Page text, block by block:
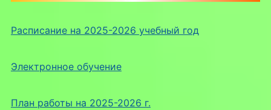
Расписание на 2025-2026 учебный год
Электронное обучение
План работы на 2025-2026 г.